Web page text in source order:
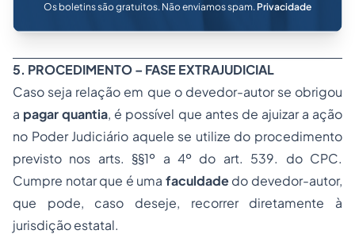
Os boletins são gratuitos. Não enviamos spam. Privacidade
5. PROCEDIMENTO – FASE EXTRAJUDICIAL
Caso seja relação em que o devedor-autor se obrigou
a pagar quantia, é possível que antes de ajuizar a ação
no Poder Judiciário aquele se utilize do procedimento
previsto nos arts. §§1º a 4º do art. 539. do CPC.
Cumpre notar que é uma faculdadedo devedor-autor,
que pode, caso deseje, recorrer diretamente à
jurisdição estatal.